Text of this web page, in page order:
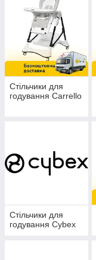
Стільчики для
годування Carrello
Стільчики для
годування Cybex